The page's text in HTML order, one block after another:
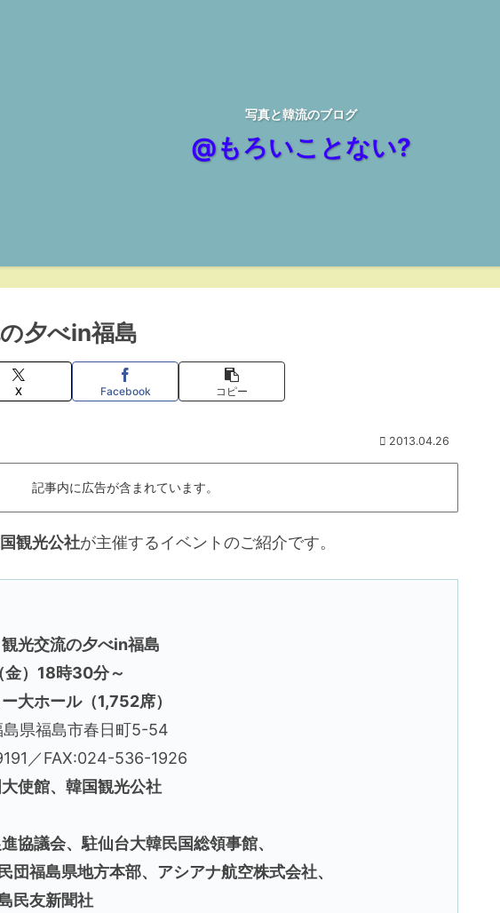
写真と韓流のブログ
@もろいことない?
夕べin福島
X Facebook コピー
2013.04.26
記事内に広告が含まれています。
観光公社が主催するイベントのご紹介です。
光交流の夕べin福島
金）18時30分～
大ホール（1,752席）
島市春日町5-54
FAX:024-536-1926
使館、韓国観光公社
協議会、駐仙台大韓民国総領事館、
県地方本部、アシアナ航空株式会社、
友新聞社